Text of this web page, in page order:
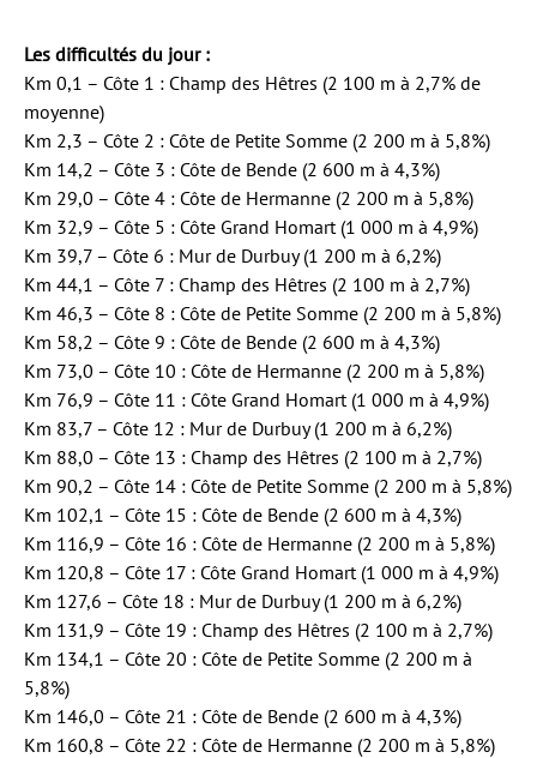
Les difficultés du jour :
Km 0,1 – Côte 1 : Champ des Hêtres (2 100 m à 2,7% de
moyenne)
Km 2,3 – Côte 2 : Côte de Petite Somme (2 200 m à 5,8%)
Km 14,2 – Côte 3 : Côte de Bende (2 600 m à 4,3%)
Km 29,0 – Côte 4 : Côte de Hermanne (2 200 m à 5,8%)
Km 32,9 – Côte 5 : Côte Grand Homart (1 000 m à 4,9%)
Km 39,7 – Côte 6 : Mur de Durbuy (1 200 m à 6,2%)
Km 44,1 – Côte 7 : Champ des Hêtres (2 100 m à 2,7%)
Km 46,3 – Côte 8 : Côte de Petite Somme (2 200 m à 5,8%)
Km 58,2 – Côte 9 : Côte de Bende (2 600 m à 4,3%)
Km 73,0 – Côte 10 : Côte de Hermanne (2 200 m à 5,8%)
Km 76,9 – Côte 11 : Côte Grand Homart (1 000 m à 4,9%)
Km 83,7 – Côte 12 : Mur de Durbuy (1 200 m à 6,2%)
Km 88,0 – Côte 13 : Champ des Hêtres (2 100 m à 2,7%)
Km 90,2 – Côte 14 : Côte de Petite Somme (2 200 m à 5,8%)
Km 102,1 – Côte 15 : Côte de Bende (2 600 m à 4,3%)
Km 116,9 – Côte 16 : Côte de Hermanne (2 200 m à 5,8%)
Km 120,8 – Côte 17 : Côte Grand Homart (1 000 m à 4,9%)
Km 127,6 – Côte 18 : Mur de Durbuy (1 200 m à 6,2%)
Km 131,9 – Côte 19 : Champ des Hêtres (2 100 m à 2,7%)
Km 134,1 – Côte 20 : Côte de Petite Somme (2 200 m à
5,8%)
Km 146,0 – Côte 21 : Côte de Bende (2 600 m à 4,3%)
Km 160,8 – Côte 22 : Côte de Hermanne (2 200 m à 5,8%)